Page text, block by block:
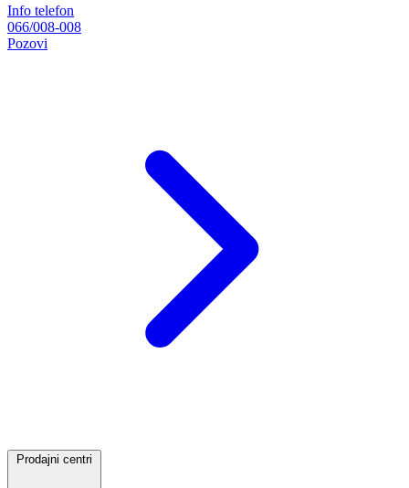
Info telefon
066/008-008
Pozovi
Prodajni centri